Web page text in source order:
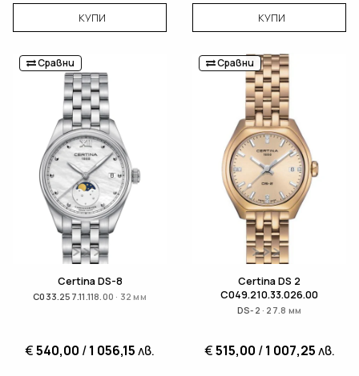
КУПИ КУПИ
Сравни
Certina DS-8
C033.257.11.118.00 · 32 мм
€540,00 /1 056,15лв.
Сравни
Certina DS 2
C049.210.33.026.00
DS-2 · 27.8 мм
€515,00 /1 007,25лв.